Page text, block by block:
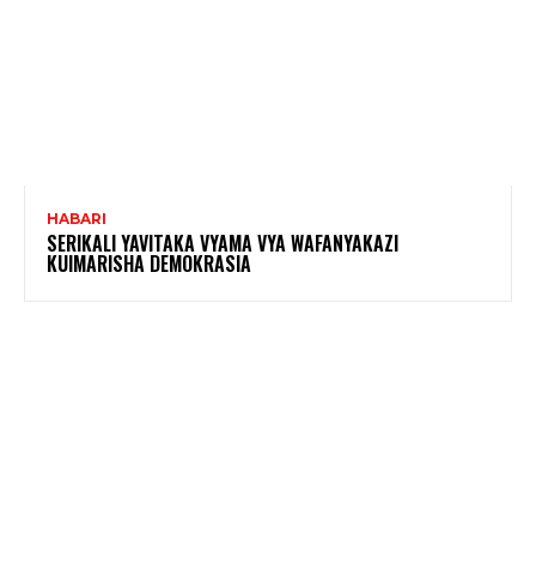
HABARI
SERIKALI YAVITAKA VYAMA VYA WAFANYAKAZI
KUIMARISHA DEMOKRASIA